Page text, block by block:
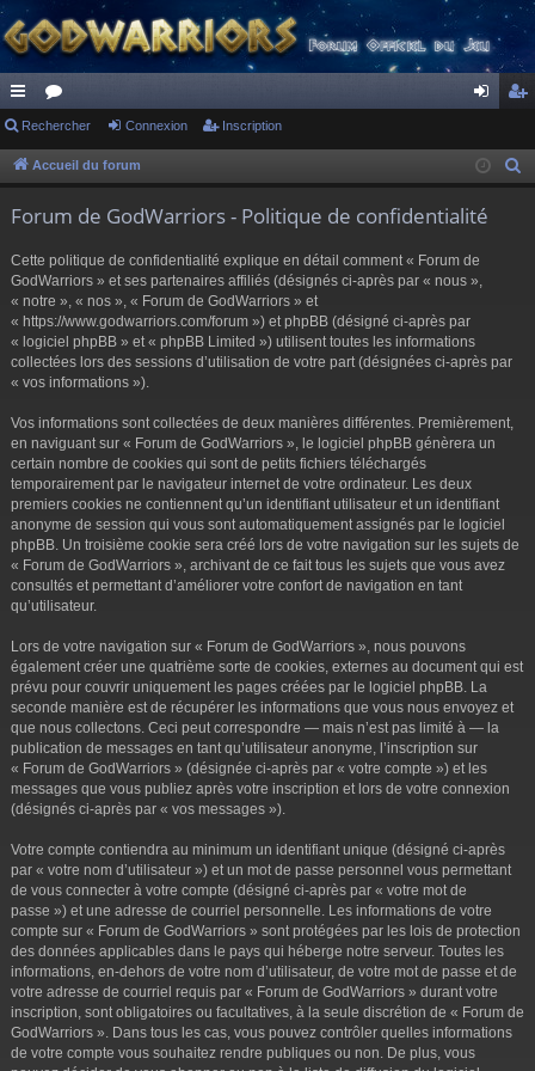
ac
co
s
or
u ne cri
Rechercher Connexion Inscription
Accueil du forum
Forum de GodWarriors - Politique de confidentialité
Cette politique de confidentialité explique en détail comment « Forum de
GodWarriors » et ses partenaires affiliés (désignés ci-après par « nous »,
« notre », « nos », « Forum de GodWarriors » et
« https://www.godwarriors.com/forum ») et phpBB (désigné ci-après par
« logiciel phpBB » et « phpBB Limited ») utilisent toutes les informations
collectées lors des sessions d’utilisation de votre part (désignées ci-après par
« vos informations »).
Vos informations sont collectées de deux manières différentes. Premièrement,
en naviguant sur « Forum de GodWarriors », le logiciel phpBB génèrera un
certain nombre de cookies qui sont de petits fichiers téléchargés
temporairement par le navigateur internet de votre ordinateur. Les deux
premiers cookies ne contiennent qu’un identifiant utilisateur et un identifiant
anonyme de session qui vous sont automatiquement assignés par le logiciel
phpBB. Un troisième cookie sera créé lors de votre navigation sur les sujets de
« Forum de GodWarriors », archivant de ce fait tous les sujets que vous avez
consultés et permettant d’améliorer votre confort de navigation en tant
qu’utilisateur.
Lors de votre navigation sur « Forum de GodWarriors », nous pouvons
également créer une quatrième sorte de cookies, externes au document qui est
prévu pour couvrir uniquement les pages créées par le logiciel phpBB. La
seconde manière est de récupérer les informations que vous nous envoyez et
que nous collectons. Ceci peut correspondre — mais n’est pas limité à — la
publication de messages en tant qu’utilisateur anonyme, l’inscription sur
« Forum de GodWarriors » (désignée ci-après par « votre compte ») et les
messages que vous publiez après votre inscription et lors de votre connexion
(désignés ci-après par « vos messages »).
Votre compte contiendra au minimum un identifiant unique (désigné ci-après
par « votre nom d’utilisateur ») et un mot de passe personnel vous permettant
de vous connecter à votre compte (désigné ci-après par « votre mot de
passe ») et une adresse de courriel personnelle. Les informations de votre
compte sur « Forum de GodWarriors » sont protégées par les lois de protection
des données applicables dans le pays qui héberge notre serveur. Toutes les
informations, en-dehors de votre nom d’utilisateur, de votre mot de passe et de
votre adresse de courriel requis par « Forum de GodWarriors » durant votre
inscription, sont obligatoires ou facultatives, à la seule discrétion de « Forum de
GodWarriors ». Dans tous les cas, vous pouvez contrôler quelles informations
de votre compte vous souhaitez rendre publiques ou non. De plus, vous